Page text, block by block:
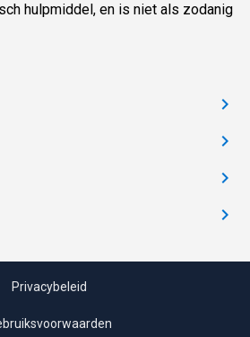
hulpmiddel, en is niet als zodanig
Privacybeleid